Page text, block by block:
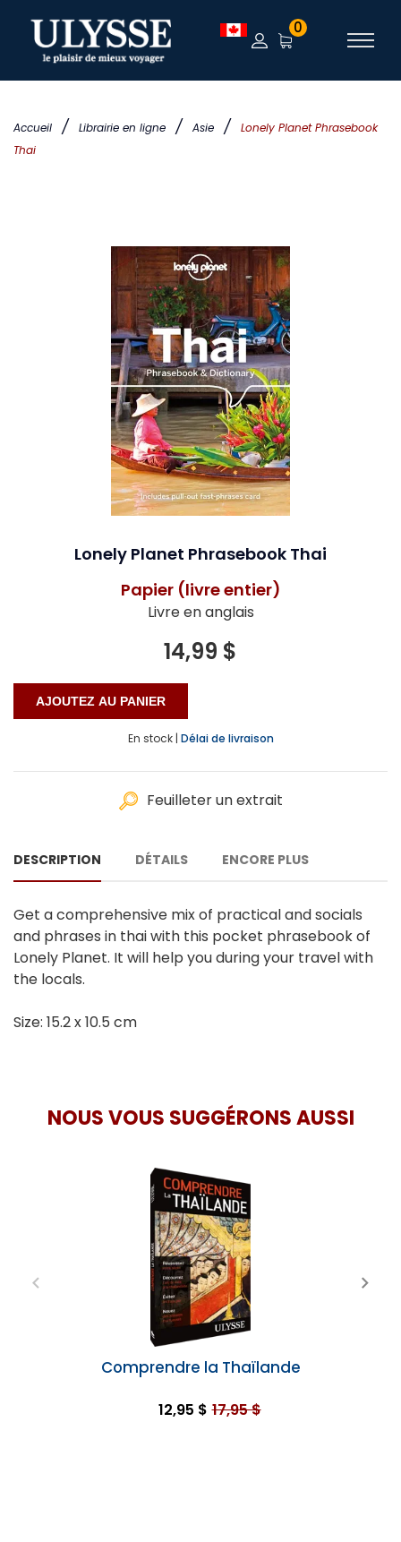
Accueil / Librairie en ligne / Asie /
Lonely Planet Phrasebook
Thai
0
Lonely Planet Phrasebook Thai
Papier (livre entier)
Livre en anglais
14,99 $
En stock | Délai de livraison
Feuilleter un extrait
DESCRIPTION DÉTAILS ENCORE PLUS
Get a comprehensive mix of practical and socials
and phrases in thai with this pocket phrasebook of
Lonely Planet. It will help you during your travel with
the locals.
Size: 15.2 x 10.5 cm
NOUS VOUS SUGGÉRONS AUSSI
Comprendre la Thaïlande
12,95 $ 17,95 $